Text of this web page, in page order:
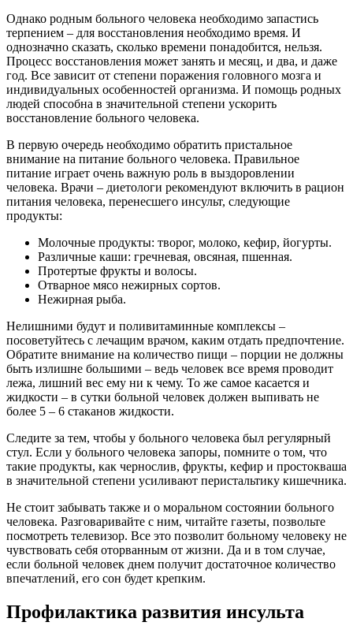
Однако родным больного человека необходимо запастись
терпением – для восстановления необходимо время. И
однозначно сказать, сколько времени понадобится, нельзя.
Процесс восстановления может занять и месяц, и два, и даже
год. Все зависит от степени поражения головного мозга и
индивидуальных особенностей организма. И помощь родных
людей способна в значительной степени ускорить
восстановление больного человека.
В первую очередь необходимо обратить пристальное
внимание на питание больного человека. Правильное
питание играет очень важную роль в выздоровлении
человека. Врачи – диетологи рекомендуют включить в рацион
питания человека, перенесшего инсульт, следующие
продукты:
Молочные продукты: творог, молоко, кефир, йогурты.
Различные каши: гречневая, овсяная, пшенная.
Протертые фрукты и волосы.
Отварное мясо нежирных сортов.
Нежирная рыба.
Нелишними будут и поливитаминные комплексы –
посоветуйтесь с лечащим врачом, каким отдать предпочтение.
Обратите внимание на количество пищи – порции не должны
быть излишне большими – ведь человек все время проводит
лежа, лишний вес ему ни к чему. То же самое касается и
жидкости – в сутки больной человек должен выпивать не
более 5 – 6 стаканов жидкости.
Следите за тем, чтобы у больного человека был регулярный
стул. Если у больного человека запоры, помните о том, что
такие продукты, как чернослив, фрукты, кефир и простокваша
в значительной степени усиливают перистальтику кишечника.
Не стоит забывать также и о моральном состоянии больного
человека. Разговаривайте с ним, читайте газеты, позвольте
посмотреть телевизор. Все это позволит больному человеку не
чувствовать себя оторванным от жизни. Да и в том случае,
если больной человек днем получит достаточное количество
впечатлений, его сон будет крепким.
Профилактика развития инсульта